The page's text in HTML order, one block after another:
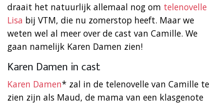
draait het natuurlijk allemaal nog om telenovelle
Lisa bij VTM, die nu zomerstop heeft. Maar we
weten wel al meer over de cast van Camille. We
gaan namelijk Karen Damen zien!
Karen Damen in cast
Karen Damen* zal in de telenovelle van Camille te
zien zijn als Maud, de mama van een klasgenote